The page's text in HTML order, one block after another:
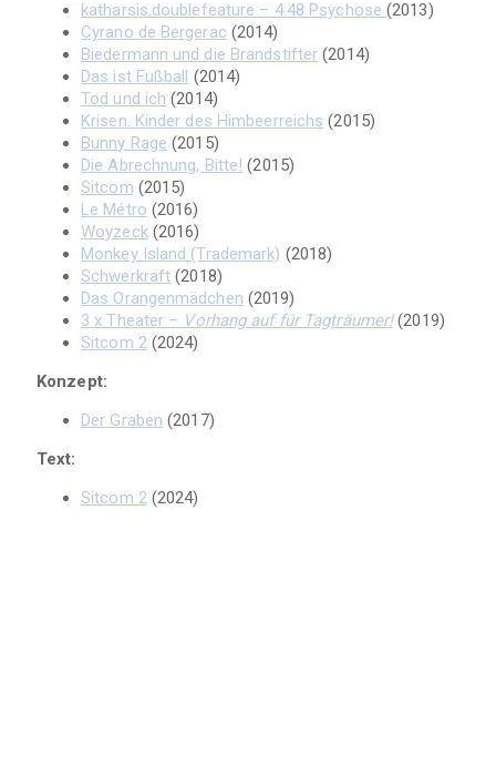
katharsis.doublefeature – 4:48 Psychose(2013)
Cyrano de Bergerac (2014)
Biedermann und die Brandstifter (2014)
Das ist Fußball (2014)
Tod und ich (2014)
Krisen. Kinder des Himbeerreichs (2015)
Bunny Rage (2015)
Die Abrechnung, Bitte! (2015)
Sitcom (2015)
Le Métro (2016)
Woyzeck(2016)
Monkey Island (Trademark) (2018)
Schwerkraft (2018)
Das Orangenmädchen (2019)
3 x Theater – Vorhang auf für Tagträumer!(2019)
Sitcom 2(2024)
Konzept:
Der Graben (2017)
Text:
Sitcom 2(2024)